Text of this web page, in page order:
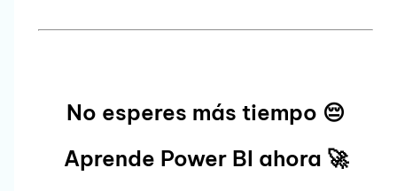
No esperes más tiempo 😔
Aprende Power BI ahora 🚀